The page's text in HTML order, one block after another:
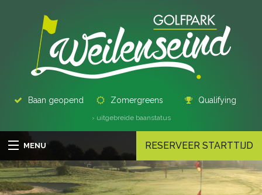
Baan geopend Zomergreens Qualifying
› uitgebreide baanstatus
RESERVEER STARTTIJD
MENU